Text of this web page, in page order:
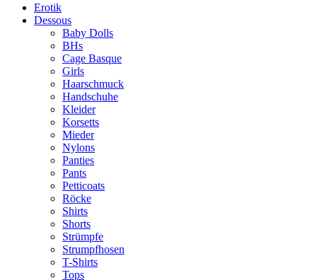
Erotik
Dessous
Baby Dolls
BHs
Cage Basque
Girls
Haarschmuck
Handschuhe
Kleider
Korsetts
Mieder
Nylons
Panties
Pants
Petticoats
Röcke
Shirts
Shorts
Strümpfe
Strumpfhosen
T-Shirts
Tops